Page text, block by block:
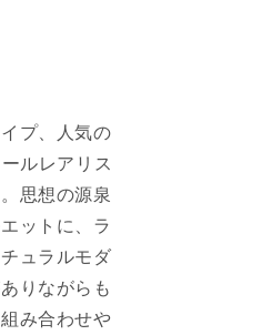
プ、人気の
ルレアリス
思想の源泉
ットに、ラ
ュラルモダ
りながらも
み合わせや